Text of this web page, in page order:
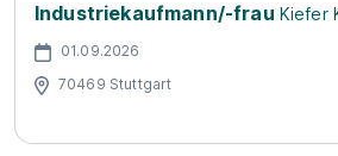
Industriekaufmann/-frau Kiefer
01.09.2026
70469 Stuttgart